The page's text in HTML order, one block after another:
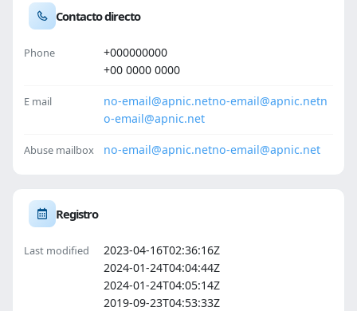
Contacto directo
Phone
+000000000
+00 0000 0000
E mail no-email@apnic.netno-email@apnic.netn
o-email@apnic.net
Abuse mailbox no-email@apnic.netno-email@apnic.net
Registro
Last modified
2023-04-16T02:36:16Z
2024-01-24T04:04:44Z
2024-01-24T04:05:14Z
2019-09-23T04:53:33Z